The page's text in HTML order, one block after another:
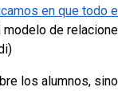
en que todo
modelo de
los alumnos,